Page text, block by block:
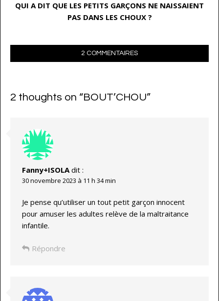
QUI A DIT QUE LES PETITS GARÇONS NE NAISSAIENT
PAS DANS LES CHOUX ?
2 COMMENTAIRES
2 thoughts on “BOUT’CHOU”
Fanny+ISOLA dit :
30 novembre 2023 à 11 h 34 min
Je pense qu’utiliser un tout petit garçon innocent
pour amuser les adultes relève de la maltraitance
infantile.
Répondre